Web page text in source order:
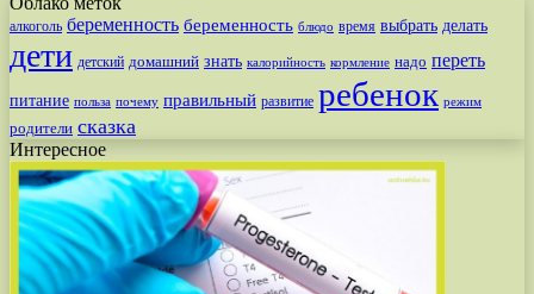
алкоголь беременность беременность блюдо время выбрать делать
дети детский домашний знать калорийность кормление надо переть
питание польза почему правильный развитие ребенок режим
родители сказка
Интересное